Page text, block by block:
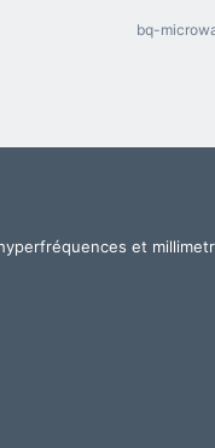
bq-
et